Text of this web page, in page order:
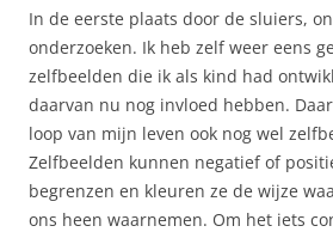
In de eerste plaats door de sluiers,
onderzoeken. Ik heb zelf weer eens
zelfbeelden die ik als kind had
daarvan nu nog invloed hebben.
loop van mijn leven ook nog wel
Zelfbeelden kunnen negatief of
begrenzen en kleuren ze de wijze
ons heen waarnemen. Om het iets